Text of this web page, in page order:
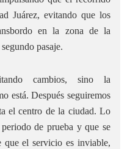
Juárez, evitando que los
en la zona de la
pasaje.
cambios, sino la
está. Después seguiremos
el centro de la ciudad. Lo
de prueba y que se
que el servicio es inviable,